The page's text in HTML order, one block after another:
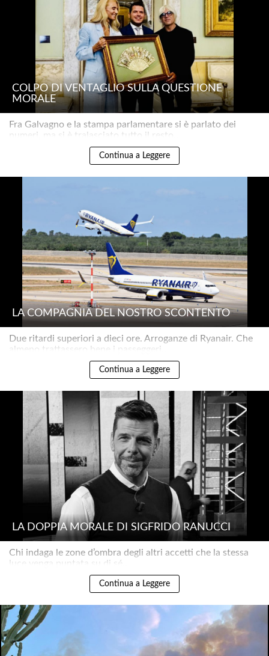
COLPO DI VENTAGLIO SULLA QUESTIONE
MORALE
Fra Galvagno e la stampa parlamentare si è parlato dei
numeri, ma si è tralasciato tutto il resto..
Continua a Leggere
LA COMPAGNIA DEL NOSTRO SCONTENTO
Due ritardi superiori a dieci ore. Arroganze di Ryanair. Che
almeno trattassero bene i passeggeri..
Continua a Leggere
LA DOPPIA MORALE DI SIGFRIDO RANUCCI
Chi indaga le zone d’ombra degli altri accetti che la stessa
luce venga puntata su di sé..
Continua a Leggere